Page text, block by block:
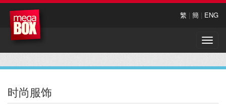
繁 | 簡 | ENG
Toggle
时尚服饰